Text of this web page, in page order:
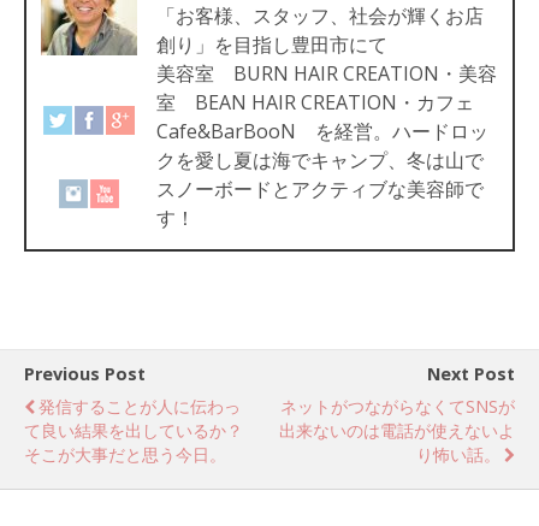
「お客様、スタッフ、社会が輝くお店
創り」を目指し豊田市にて
美容室 BURN HAIR CREATION・美容
室 BEAN HAIR CREATION・カフェ
Cafe&BarBooN を経営。ハードロッ
クを愛し夏は海でキャンプ、冬は山で
スノーボードとアクティブな美容師で
す！
Previous Post
発信することが人に伝わっ
て良い結果を出しているか？
そこが大事だと思う今日。
Next Post
ネットがつながらなくてSNSが
出来ないのは電話が使えないよ
り怖い話。